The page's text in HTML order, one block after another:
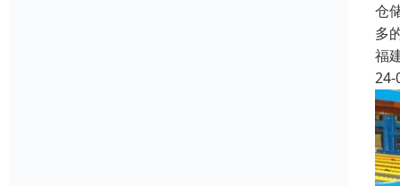
仓
多
福
24-